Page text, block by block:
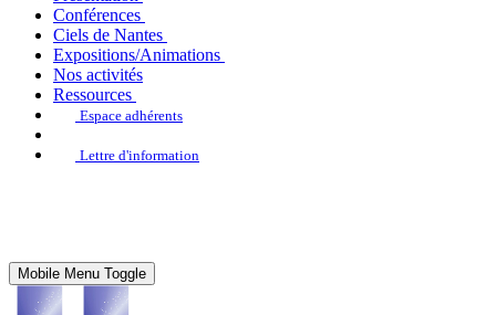
Conférences
Ciels de Nantes
Expositions/Animations
Nos activités
Ressources
Espace adhérents
Lettre d'information
Mobile Menu Toggle